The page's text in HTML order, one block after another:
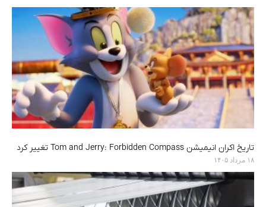
تاریخ اکران انیمیشن Tom and Jerry: Forbidden Compass تغییر کرد
۱۸ مرداد ۱۴۰۵